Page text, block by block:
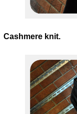
Cashmere knit.